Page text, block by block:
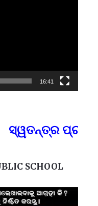
16:41
ସ୍ୱତନ୍ତ୍ର
SCHOOL